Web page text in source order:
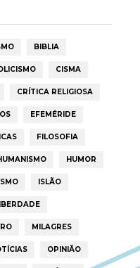
BIBLIA
CISMA
CRÍTICA RELIGIOSA
EFEMÉRIDE
FILOSOFIA
HUMOR
ISLÃO
MILAGRES
OPINIÃO